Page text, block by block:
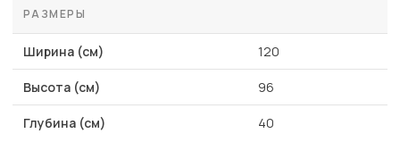
РАЗМЕРЫ
Ширина (см) 120
Высота (см) 96
Глубина (см) 40